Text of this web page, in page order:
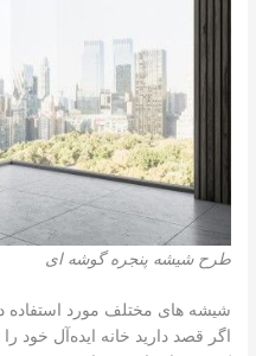
طرح شیشه پنجره گوشه ای
شیشه های مختلف مورد
اگر قصد دارید خانه ایده‌آل خود